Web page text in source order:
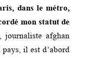
dans le métro,
mon statutde
journaliste afghan
il est d’abord